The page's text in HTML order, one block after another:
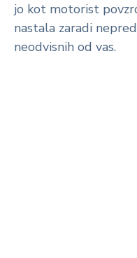
jo kot motorist
nastala zaradi
neodvisnih od vas.